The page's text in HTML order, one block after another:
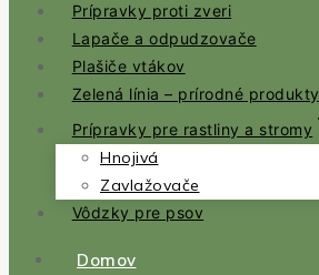
Prípravky proti zveri
Lapače a odpudzovače
Plašiče vtákov
Zelená línia – prírodné produkty
Prípravky pre rastliny a stromy
Hnojivá
Zavlažovače
Vôdzky pre psov
Domov